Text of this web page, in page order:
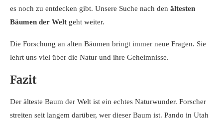
es noch zu entdecken gibt. Unsere Suche nach den ältesten
Bäumen der Welt geht weiter.
Die Forschung an alten Bäumen bringt immer neue Fragen. Sie
lehrt uns viel über die Natur und ihre Geheimnisse.
Fazit
Der älteste Baum der Welt ist ein echtes Naturwunder. Forscher
streiten seit langem darüber, wer dieser Baum ist. Pando in Utah